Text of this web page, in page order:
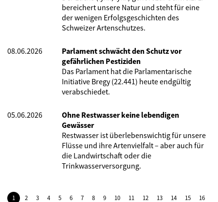
bereichert unsere Natur und steht für eine
der wenigen Erfolgsgeschichten des
Schweizer Artenschutzes.
08.06.2026
Parlament schwächt den Schutz vor
gefährlichen Pestiziden
Das Parlament hat die Parlamentarische
Initiative Bregy (22.441) heute endgültig
verabschiedet.
05.06.2026
Ohne Restwasser keine lebendigen
Gewässer
Restwasser ist überlebenswichtig für unsere
Flüsse und ihre Artenvielfalt – aber auch für
die Landwirtschaft oder die
Trinkwasserversorgung.
1 2 3 4 5 6 7 8 9 10 11 12 13 14 15
16